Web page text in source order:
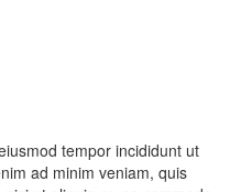
tempor incididunt ut
ad minim veniam, quis